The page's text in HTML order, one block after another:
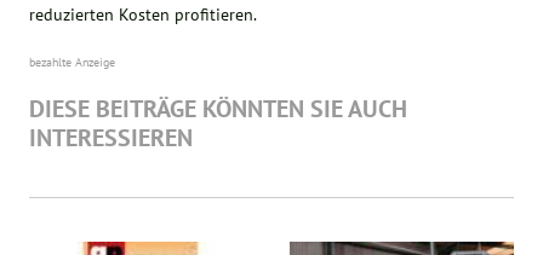
reduzierten Kosten profitieren.
bezahlte Anzeige
DIESE BEITRÄGE KÖNNTEN SIE AUCH
INTERESSIEREN